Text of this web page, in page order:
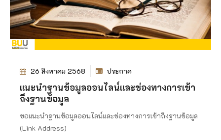
26 สิงหาคม 2568 ประกาศ
แนะนำฐานข้อมูลออนไลน์และช่องทางการเข้า
ถึงฐานข้อมูล
ขอแนะนำฐานข้อมูลออนไลน์และช่องทางการเข้าถึงฐานข้อมูล
(Link Address)